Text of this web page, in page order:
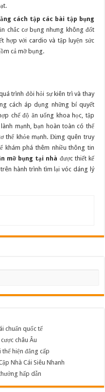
cách tập các bài tập bụng
chắc cơ bụng nhưng không đốt
hợp với cardio và tập luyện sức
cả mỡ bụng.
trình đòi hỏi sự kiên trì và thay
cách áp dụng những bí quyết
chế độ ăn uống khoa học, tập
mạnh, bạn hoàn toàn có thể
thể khỏe mạnh. Đừng quên truy
khám phá thêm nhiều thông tin
mỡ bụng tại nhà được thiết kế
hành trình tìm lại vóc dáng lý
chuẩn quốc tế
châu Âu
hiện đẳng cấp
Nhà Cái Siêu Nhanh
hấp dẫn